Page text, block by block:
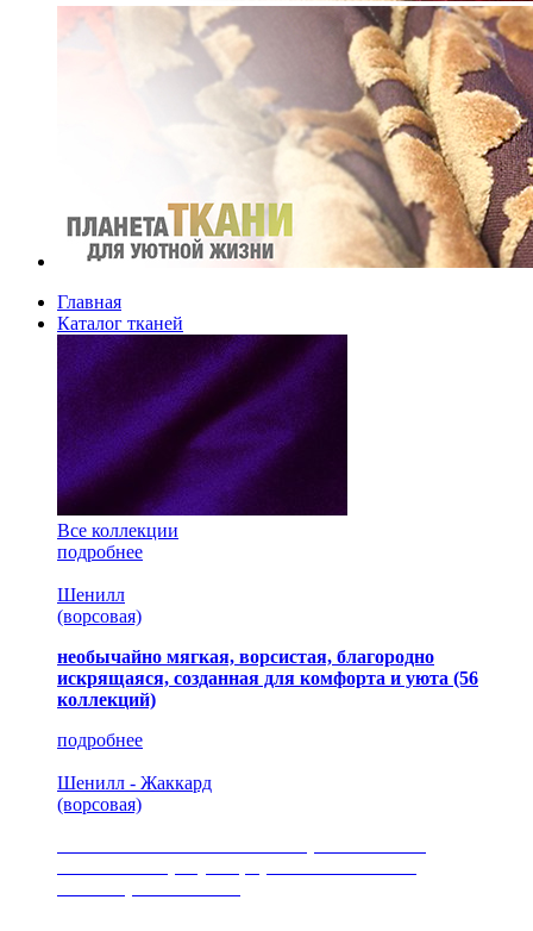
Главная
Каталог тканей
Все коллекции
подробнее
Шенилл
(ворсовая)
необычайно мягкая, ворсистая, благородно
искрящаяся, созданная для комфорта и уюта (56
коллекций)
подробнее
Шенилл - Жаккард
(ворсовая)